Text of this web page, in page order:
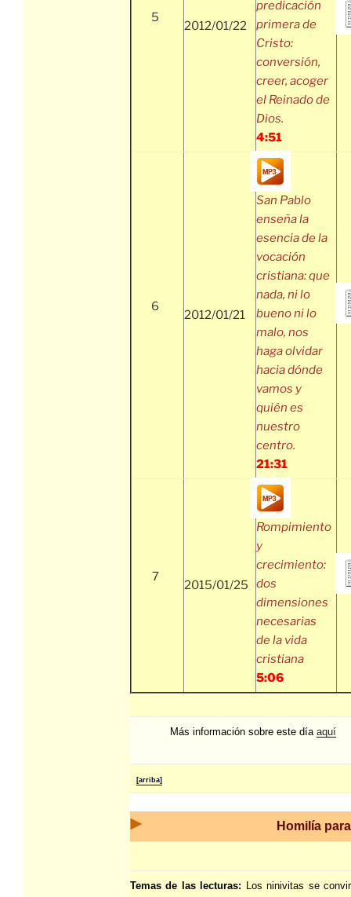
5
2012/01/22
predicación
primera de
Cristo:
conversión,
creer, acoger
el Reinado de
Dios.
4:51
6
2012/01/21
San Pablo
enseña la
esencia de la
vocación
cristiana: que
nada, ni lo
bueno ni lo
malo, nos
haga olvidar
hacia dónde
vamos y
quién es
nuestro
centro.
21:31
7
2015/01/25
Rompimiento
y
crecimiento:
dos
dimensiones
necesarias
de la vida
cristiana
5:06
Más información sobre este día aquí
[arriba]
Homilía
Temas de las lecturas:
Los ninivitas se